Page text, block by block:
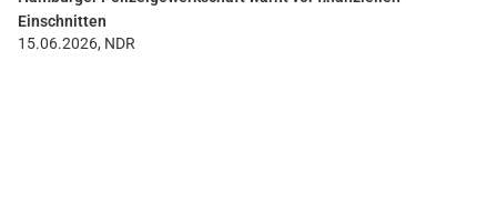
Einschnitten
15.06.2026, NDR